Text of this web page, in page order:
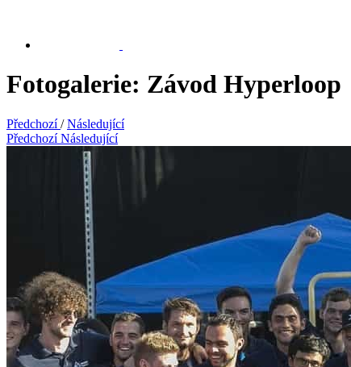
Fotogalerie: Závod Hyperloop
Předchozí / Následující
Předchozí Následující